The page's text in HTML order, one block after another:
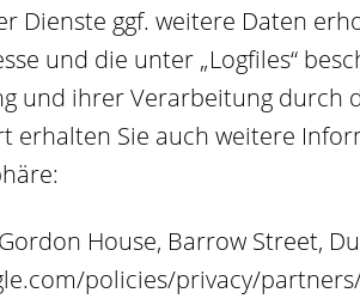
Dienste ggf. weitere Daten
und die unter „Logfiles“
und ihrer Verarbeitung durch
erhalten Sie auch weitere
House, Barrow Street,
policies/privacy/